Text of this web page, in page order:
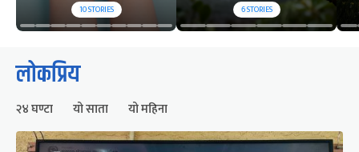
10STORIES 6STORIES
लोकप्रिय
२४ घण्टा यो साता यो महिना